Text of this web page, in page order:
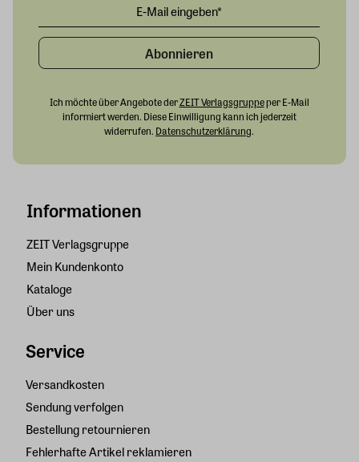
Informationen
ZEIT Verlagsgruppe
Mein Kundenkonto
Kataloge
Über uns
Service
Versandkosten
Sendung verfolgen
Bestellung retournieren
Fehlerhafte Artikel reklamieren
Abonnieren
Ich möchte über Angebote derZEIT Verlagsgruppeper E-Mail
informiert werden. Diese Einwilligung kann ich jederzeit
widerrufen. Datenschutzerklärung.